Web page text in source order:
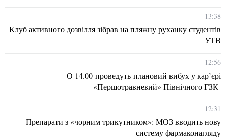
13:38
Клуб активного дозвілля зібрав на пляжну руханку студентів
УТВ
12:56
О 14.00 проведуть плановий вибух у кар’єрі
«Першотравневий» Північного ГЗК
12:31
Препарати з «чорним трикутником»: МОЗ вводить нову
систему фармаконагляду